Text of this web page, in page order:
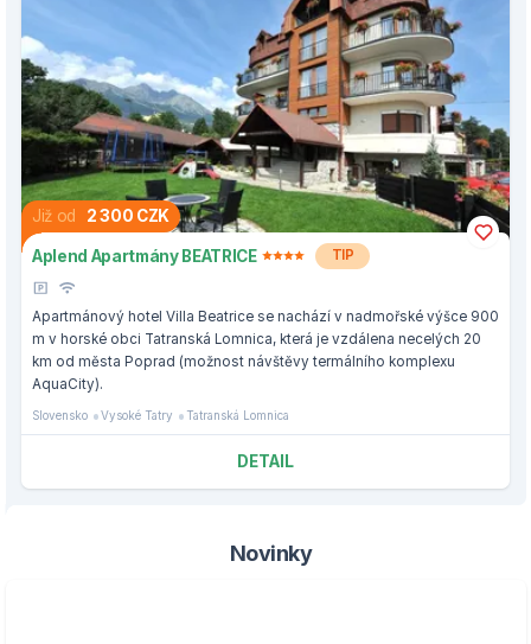
Již od 2 300 CZK
Aplend Apartmány BEATRICE TIP
Apartmánový hotel Villa Beatrice se nachází v nadmořské výšce 900
m v horské obci Tatranská Lomnica, která je vzdálena necelých 20
km od města Poprad (možnost návštěvy termálního komplexu
AquaCity).
Slovensko Vysoké Tatry Tatranská Lomnica
DETAIL
Novinky